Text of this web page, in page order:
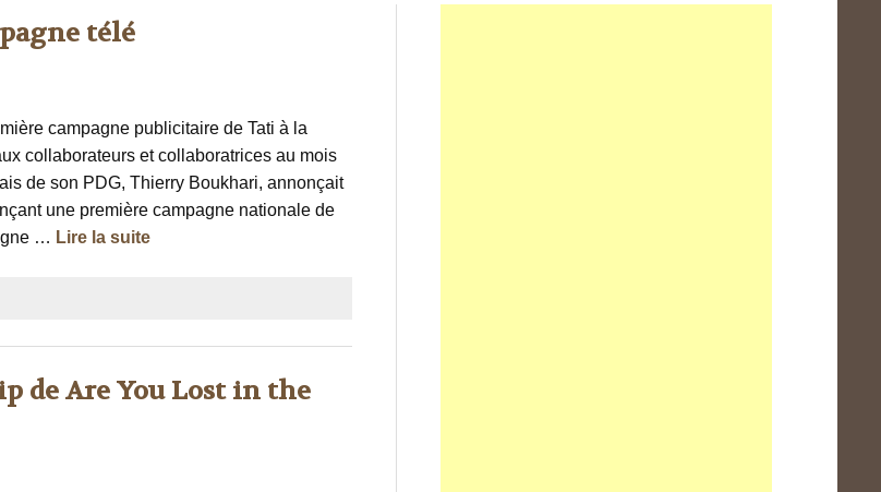
télé
campagne publicitaire de Tati à la
collaborateurs et collaboratrices au mois
de son PDG, Thierry Boukhari, annonçait
une première campagne nationale de
… Lire la suite
de Are You Lost in the